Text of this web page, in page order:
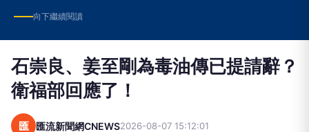
向下繼續閱讀
石崇良、姜至剛為毒油傳已提請辭？
衛福部回應了！
匯 匯流新聞網CNEWS2026-08-07 15:12:01